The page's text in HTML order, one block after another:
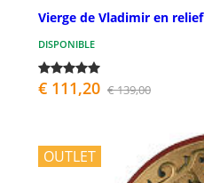
Vierge de Vladimir en relief
DISPONIBLE
€ 111,20 € 139,00
OUTLET